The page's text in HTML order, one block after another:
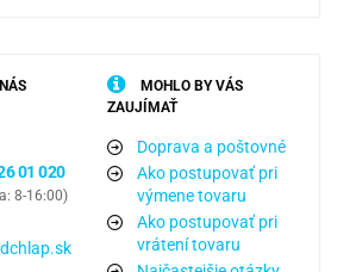
01 020
8-16:00)
MOHLO BY VÁS
ZAUJÍMAŤ
Doprava a poštovné
Ako postupovať pri
výmene tovaru
Ako postupovať pri
vrátení tovaru